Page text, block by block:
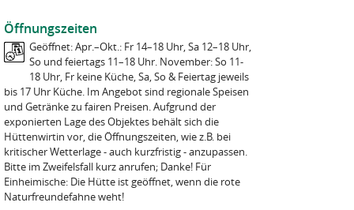
Meine E-Mailadresse
Meine Nachricht: *
Datenschutzhinweise
Wir informieren Sie darüber, dass die von Ihnen in diesem
Meine E-Mailadresse
Telefon
Bei Reservierungsanfragen bitten wir Sie, uns Personenzahl sowie
An- und Abreisedatum zu nennen.
A
n
f
Öffnungszeiten
Geöffnet: Apr.–Okt.: Fr 14–18 Uhr, Sa 12–18 Uhr,
So und feiertags 11–18 Uhr. November: So 11-
18 Uhr, Fr keine Küche, Sa, So & Feiertag jeweils
bis 17 Uhr Küche. Im Angebot sind regionale Speisen
und Getränke zu fairen Preisen. Aufgrund der
exponierten Lage des Objektes behält sich die
Hüttenwirtin vor, die Öffnungszeiten, wie z.B. bei
kritischer Wetterlage - auch kurzfristig - anzupassen.
Bitte im Zweifelsfall kurz anrufen; Danke! Für
Einheimische: Die Hütte ist geöffnet, wenn die rote
Naturfreundefahne weht!